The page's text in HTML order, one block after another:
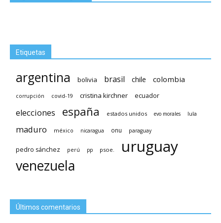
Etiquetas
argentina bolivia brasil chile colombia
corrupción covid-19 cristina kirchner ecuador
elecciones españa estados unidos evo morales lula
maduro méxico nicaragua onu paraguay
pedro sánchez perú pp psoe. uruguay
venezuela
Últimos comentarios